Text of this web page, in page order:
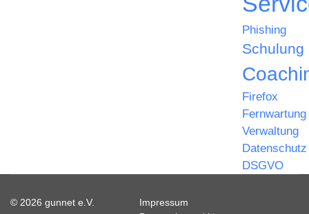
Phishing
Schulung
Firefox
Fernwartung
Verwaltung
Datenschutz
DSGVO
© 2026 gunnet e.V.
Impressum